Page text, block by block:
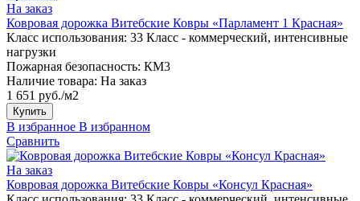
На заказ
Ковровая дорожка Витебские Ковры «Парламент 1 Красная»
Класс использования: 33 Класс - коммерческий, интенсивные
нагрузки
Пожарная безопасность: КМ3
Наличие товара: На заказ
1 651 руб./м2
Купить
В избранное В избранном
Сравнить
На заказ
Ковровая дорожка Витебские Ковры «Консул Красная»